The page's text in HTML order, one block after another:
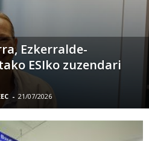
Ezkerralde-
ESIko zuzendari
- 21/07/2026